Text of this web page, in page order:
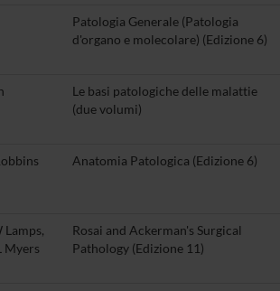
Patologia Generale (Patologia
d'organo e molecolare) (Edizione 6)
Le basi patologiche delle malattie
(due volumi)
Anatomia Patologica (Edizione 6)
Lamps,
Myers
Rosai and Ackerman's Surgical
Pathology (Edizione 11)